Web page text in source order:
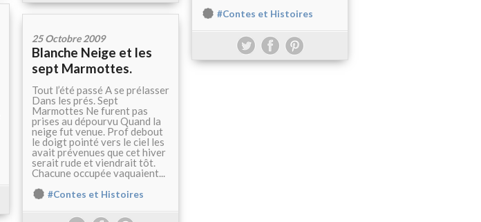
#Contes et Histoires
25 Octobre 2009
Blanche Neige et les
sept Marmottes.
Tout l’été passé A se prélasser
Dans les prés. Sept
Marmottes Ne furent pas
prises au dépourvu Quand la
neige fut venue. Prof debout
le doigt pointé vers le ciel les
avait prévenues que cet hiver
serait rude et viendrait tôt.
Chacune occupée vaquaient...
#Contes et Histoires